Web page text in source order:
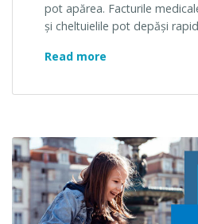
pot apărea. Facturile
și cheltuielile pot depăși
Read more